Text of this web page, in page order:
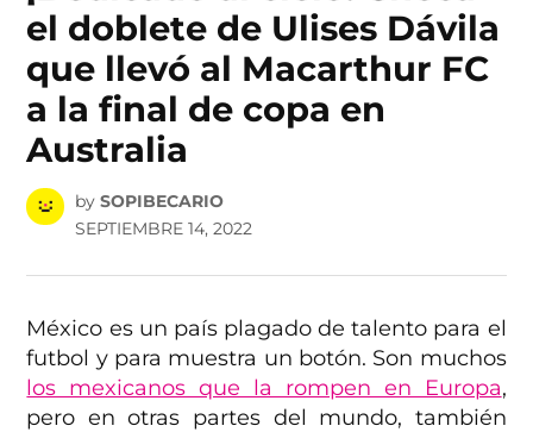
el doblete de Ulises Dávila
que llevó al Macarthur FC
a la final de copa en
Australia
by SOPIBECARIO
SEPTIEMBRE 14, 2022
México es un país plagado de talento para el
futbol y para muestra un botón. Son muchos
los mexicanos que la rompen en Europa,
pero en otras partes del mundo, también